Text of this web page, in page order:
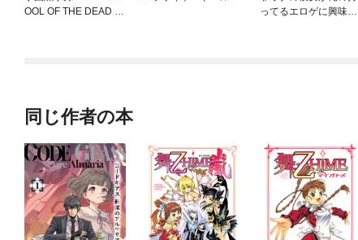
OOL OF THE DEAD F
ってるエロゲに興味
同じ作者の本